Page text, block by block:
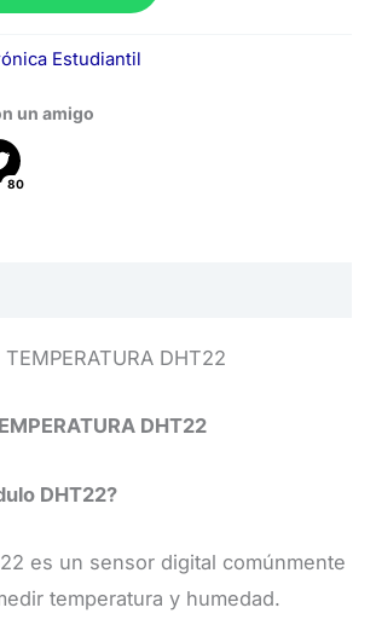
Estudiantil
un amigo
80
DHT22
DHT22?
es un sensor digital comúnmente
temperatura y humedad.